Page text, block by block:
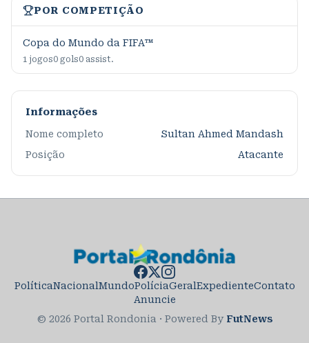
POR COMPETIÇÃO
Copa do Mundo da FIFA™
1 jogos0 gols0 assist.
Informações
Nome completo
Sultan Ahmed Mandash
Posição
Atacante
PolíticaNacionalMundoPolíciaGeralExpedienteContato
Anuncie
© 2026 Portal Rondonia · Powered By FutNews